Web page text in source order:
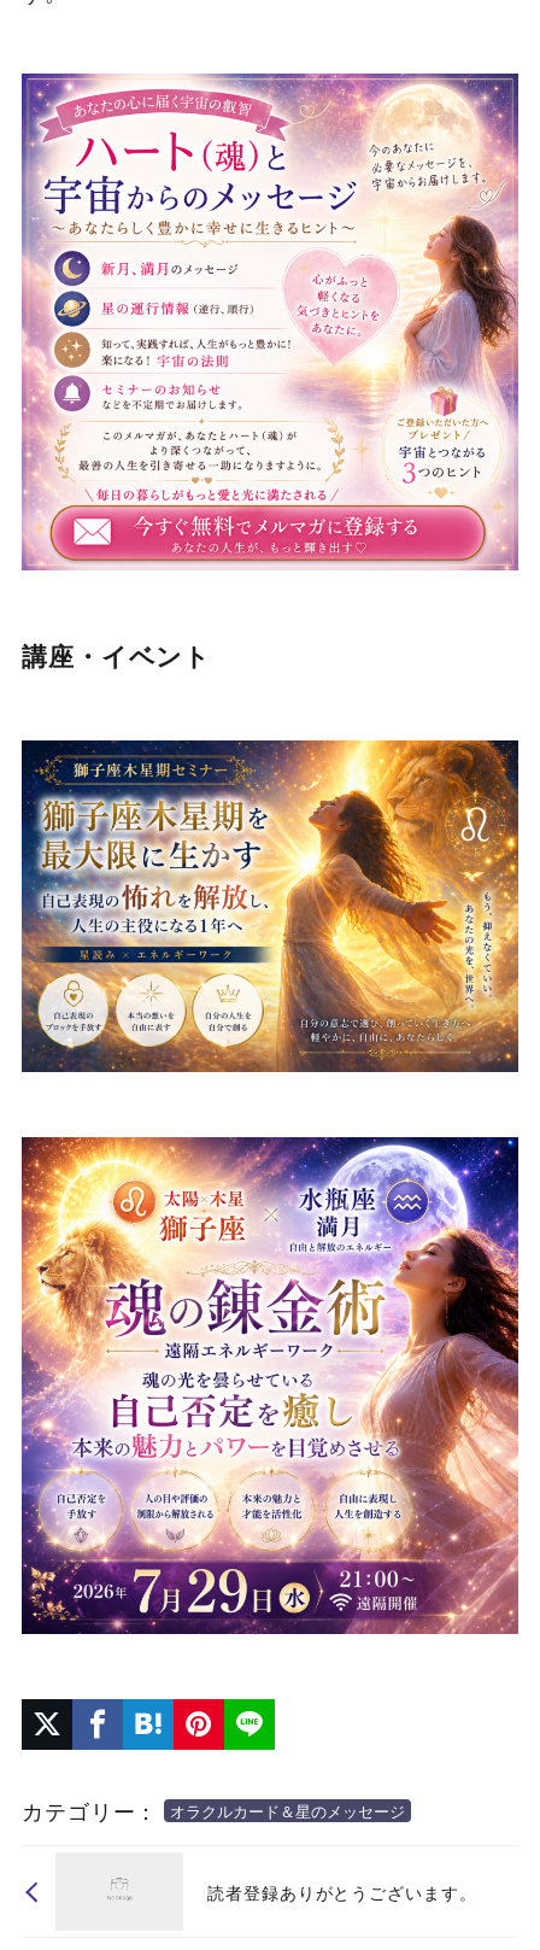
講座・イベント
カテゴリー： オラクルカード＆星のメッセージ
読者登録ありがとうございます。